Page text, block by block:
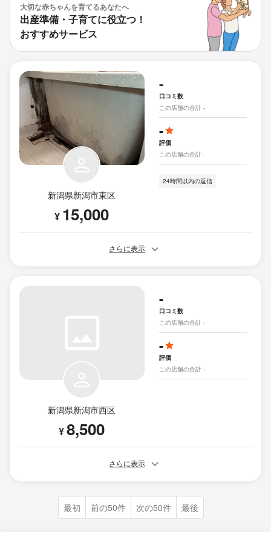
大切な赤ちゃんを育てるあなたへ
出産準備・子育てに役立つ！
おすすめサービス
新潟県新潟市東区
¥ 15,000
-
口コミ数
この店舗の合計 -
-
評価
この店舗の合計 -
24時間以内の返信
さらに表示
新潟県新潟市西区
¥8,500
-
口コミ数
この店舗の合計 -
-
評価
この店舗の合計 -
さらに表示
最初 前の50件 次の50件 最後